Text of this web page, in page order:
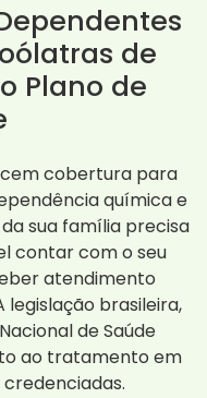
de
Plano de
cobertura para
química e
sua família precisa
contar com o seu
atendimento
legislação brasileira,
de Saúde
ao tratamento em